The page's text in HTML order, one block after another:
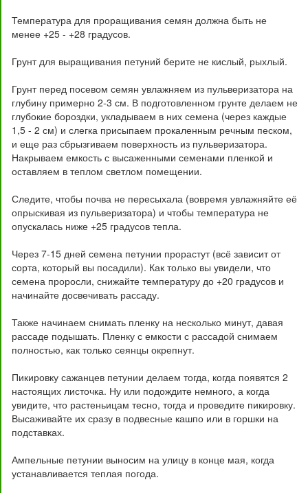
Температура для проращивания семян должна быть не
менее +25 - +28 градусов.
Грунт для выращивания петуний берите не кислый, рыхлый.
Грунт перед посевом семян увлажняем из пульверизатора на
глубину примерно 2-3 см. В подготовленном грунте делаем не
глубокие бороздки, укладываем в них семена (через каждые
1,5 - 2 см) и слегка присыпаем прокаленным речным песком,
и еще раз сбрызгиваем поверхность из пульверизатора.
Накрываем емкость с высаженными семенами пленкой и
оставляем в теплом светлом помещении.
Следите, чтобы почва не пересыхала (вовремя увлажняйте её
опрыскивая из пульверизатора) и чтобы температура не
опускалась ниже +25 градусов тепла.
Через 7-15 дней семена петунии прорастут (всё зависит от
сорта, который вы посадили). Как только вы увидели, что
семена проросли, снижайте температуру до +20 градусов и
начинайте досвечивать рассаду.
Также начинаем снимать пленку на несколько минут, давая
рассаде подышать. Пленку с емкости с рассадой снимаем
полностью, как только сеянцы окрепнут.
Пикировку сажанцев петунии делаем тогда, когда появятся 2
настоящих листочка. Ну или подождите немного, а когда
увидите, что растеньицам тесно, тогда и проведите пикировку.
Высаживайте их сразу в подвесные кашпо или в горшки на
подставках.
Ампельные петунии выносим на улицу в конце мая, когда
устанавливается теплая погода.